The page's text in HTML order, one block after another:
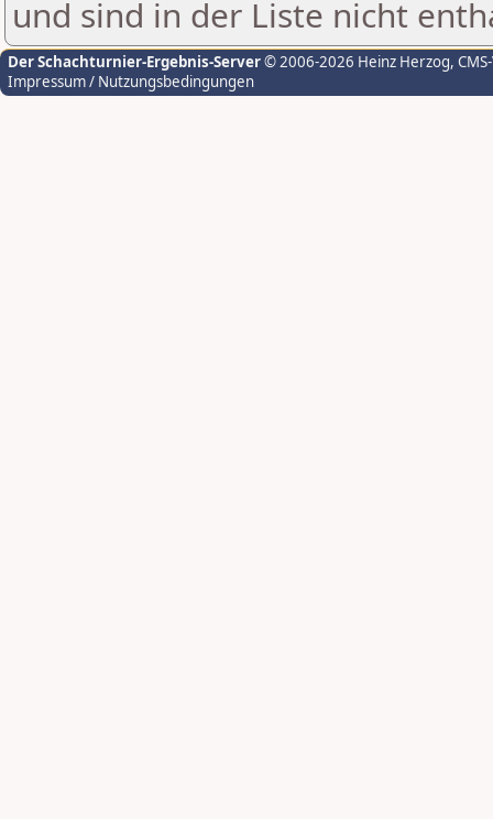
und sind in der Liste nicht
Der Schachturnier-Ergebnis-Server© 2006-2026 Heinz Herzog,
Impressum / Nutzungsbedingungen